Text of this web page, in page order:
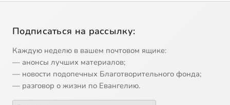
Подписаться на рассылку:
Каждую неделю в вашем почтовом ящике:
— анонсы лучших материалов;
— новости подопечных Благотворительного фонда;
— разговор о жизни по Евангелию.